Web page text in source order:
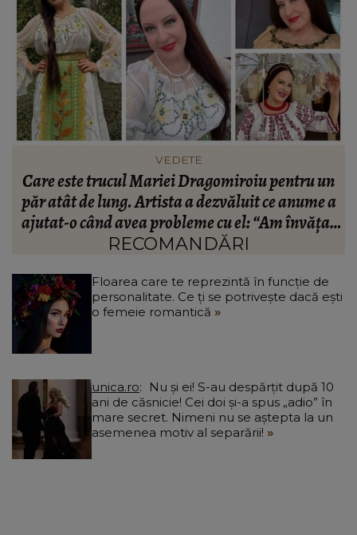
FASHION
Ce să porți în Italia în vara 2026. Cum să te
îmbraci în funcție de orașul pe care îl vizitezi
RECOMANDĂRI
Floarea care te reprezintă în funcție de
personalitate. Ce ți se potrivește dacă ești
o femeie romantică
unica.ro
ani de căsnicie! Cei doi și-a spus „adio” în
mare secret. Nimeni nu se aștepta la un
asemenea motiv al separării!